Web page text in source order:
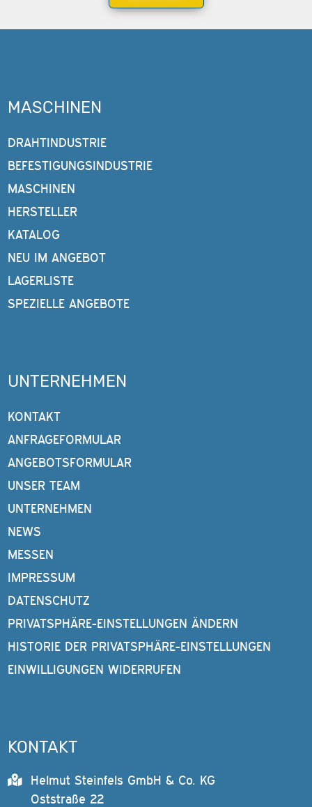
MASCHINEN
DRAHTINDUSTRIE
BEFESTIGUNGSINDUSTRIE
MASCHINEN
HERSTELLER
KATALOG
NEU IM ANGEBOT
LAGERLISTE
SPEZIELLE ANGEBOTE
UNTERNEHMEN
KONTAKT
ANFRAGEFORMULAR
ANGEBOTSFORMULAR
UNSER TEAM
UNTERNEHMEN
NEWS
MESSEN
IMPRESSUM
DATENSCHUTZ
PRIVATSPHÄRE-EINSTELLUNGEN ÄNDERN
HISTORIE DER PRIVATSPHÄRE-EINSTELLUNGEN
EINWILLIGUNGEN WIDERRUFEN
KONTAKT
Helmut Steinfels GmbH & Co. KG
Oststraße 22